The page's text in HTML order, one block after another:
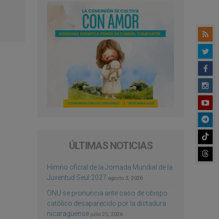
ÚLTIMAS NOTICIAS
Himno oficial de la Jornada Mundial de la
Juventud Seúl 2027 agosto 3, 2026
ONU se pronuncia ante caso de obispo
católico desaparecido por la dictadura
nicaragüense julio 25, 2026